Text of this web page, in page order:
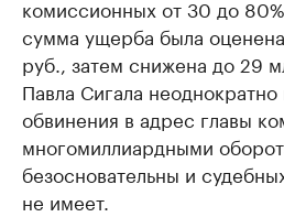
комиссионных от 30 до
сумма ущерба была
руб., затем снижена до 29
Павла Сигала неоднократно
обвинения в адрес главы
многомиллиардными
безосновательны и
не имеет.